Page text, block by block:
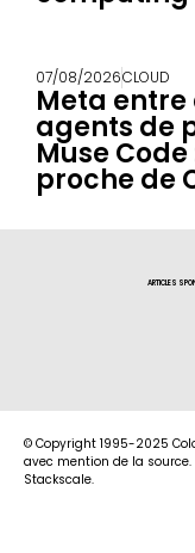
07/08/2026CLOUD
Meta entre
agents de
Muse
proche de
ARTICLES
© Copyright 1995-2025
avec mention de la
Stackscale.